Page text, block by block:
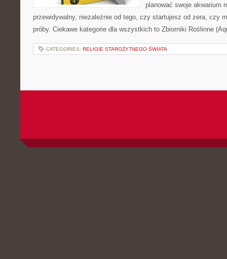
planować swoje akwarium
przewidywalny, niezależnie od tego, czy startujesz od zera, czy
próby. Ciekawe kategorie dla wszystkich to Zbiorniki Roślinne
CATEGORIES: RELIGIE STAROŻYTNEGO ŚWIATA